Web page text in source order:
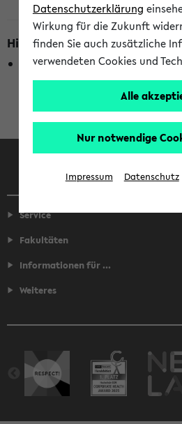
Hinweise zur Liste
Die Anzeige ist
vom im eKVV gewählten
Facebook
Service
Fakultäten
Informationen für ...
Weiteres
Datenschutzerklärung
Wirkung für die Zukunft
finden Sie auch zusätzliche
verwendeten Cookies und
Alle
Nur notwendige
Impressum Datenschutz